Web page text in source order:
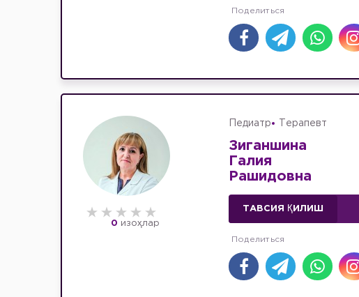
0 изоҳлар
Педиатр Терапевт
Зиганшина
Галия
Рашидовна
ТАВСИЯ ҚИЛИШ